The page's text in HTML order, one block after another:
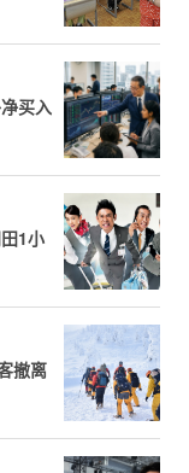
买入
1小
撤离